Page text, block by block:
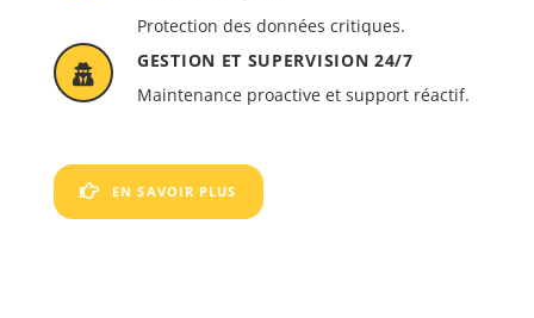
Protection des données critiques.
GESTION ET SUPERVISION 24/7
Maintenance proactive et support réactif.
EN SAVOIR PLUS